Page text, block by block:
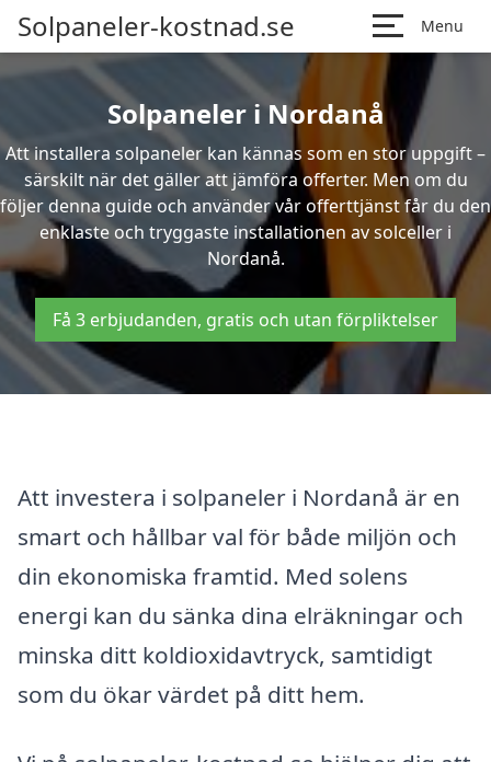
Solpaneler-kostnad.se Menu
Solpaneler i Nordanå
Att installera solpaneler kan kännas som en stor uppgift –
särskilt när det gäller att jämföra offerter. Men om du
följer denna guide och använder vår offerttjänst får du den
enklaste och tryggaste installationen av solceller i
Nordanå.
Få 3 erbjudanden, gratis och utan förpliktelser
Att investera i solpaneler i Nordanå är en
smart och hållbar val för både miljön och
din ekonomiska framtid. Med solens
energi kan du sänka dina elräkningar och
minska ditt koldioxidavtryck, samtidigt
som du ökar värdet på ditt hem.